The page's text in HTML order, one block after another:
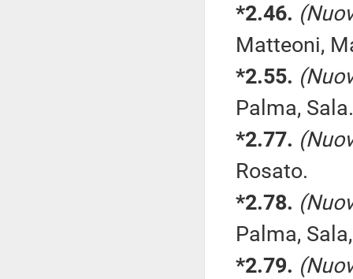
*2.46.
Matteoni,
*2.55.
Palma, Sala.
*2.77.
Rosato.
*2.78.
Palma,
*2.79.